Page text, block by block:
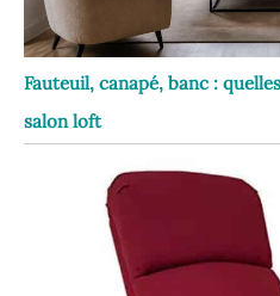
Fauteuil, canapé, banc :
salon loft